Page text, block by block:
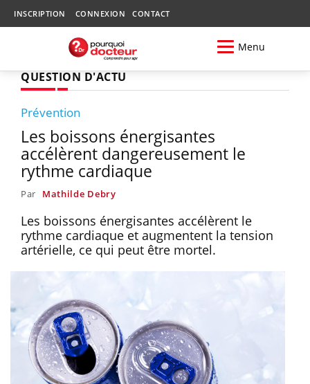
INSCRIPTION CONNEXION CONTACT
Menu
QUESTION D'ACTU
Prévention
Les boissons énergisantes
accélèrent dangereusement le
rythme cardiaque
Par Mathilde Debry
Les boissons énergisantes accélèrent le
rythme cardiaque et augmentent la tension
artérielle, ce qui peut être mortel.